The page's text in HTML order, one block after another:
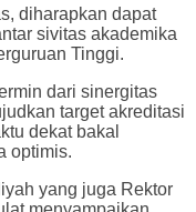
diharapkan dapat
sivitas akademika
Tinggi.
dari sinergitas
target akreditasi
dekat bakal
optimis.
yang juga Rektor